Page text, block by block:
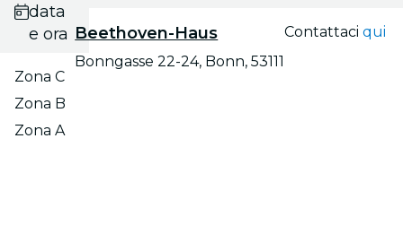
data
e ora
Zona C
Zona B
Zona A
Beethoven-Haus
Bonngasse 22-24, Bonn, 53111
Contattaciqui